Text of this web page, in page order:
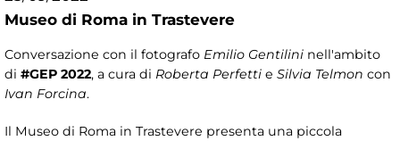
Museo di Roma in Trastevere
Conversazione con il fotografo Emilio Gentilini nell'ambito
di #GEP 2022, a cura di Roberta Perfetti e Silvia Telmon con
Ivan Forcina.
Il Museo di Roma in Trastevere presenta una piccola